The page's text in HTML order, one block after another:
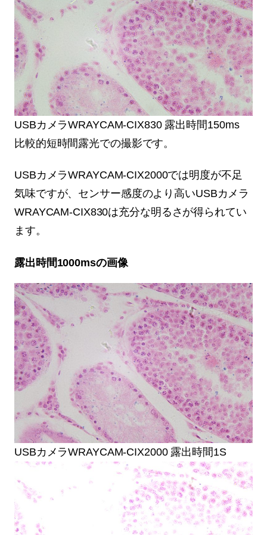
USBカメラWRAYCAM-CIX830 露出時間150ms
比較的短時間露光での撮影です。
USBカメラWRAYCAM-CIX2000では明度が不足
気味ですが、センサー感度のより高いUSBカメラ
WRAYCAM-CIX830は充分な明るさが得られてい
ます。
露出時間1000msの画像
USBカメラWRAYCAM-CIX2000 露出時間1S